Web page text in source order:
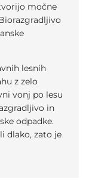
močne
lesnih
z zelo
vonj po lesu
in
odpadke.
dlako, zato je